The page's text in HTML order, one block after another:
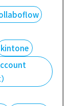
kintone